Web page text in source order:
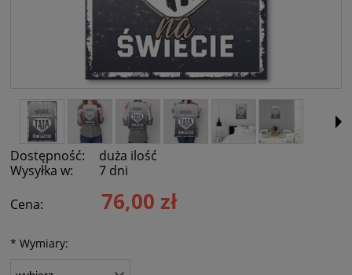
Dostępność:
duża ilość
Wysyłka w:
7 dni
Cena:
76,00 zł
* Wymiary: